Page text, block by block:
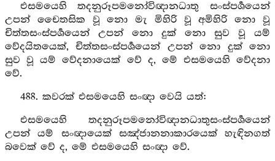
එසමයෙහි තදනුරූපමනෝවිඥානධාතු සංස්පර්‍ශයෙන්
උපන් චෛතසික වූ නො මැ මිහිරි වූ අමිහිරි නො වූ
චිත්තසංස්පර්‍ශයෙන් උපන් නො දුක් නො සුව වූ යම්
වේදයිතයෙක්, චිත්තසංස්පර්‍ශයෙන් උපන් නො දුක් නො
සුව වූ යම් වේදනායෙක් වේ ද, මේ එසමයෙහි වේදනා
වේ.
488. කවරක් එසමයෙහි සංඥා වෙයි යත්:
එසමයෙහි තදනුරූපමනෝවිඥානධාතුසංස්පර්‍ශයෙන්
උපන් යම් සංඥායෙක් සඤ්ජානනාකාරයෙක් හැඳිනගත්
බවෙක් වේ ද, මේ එසමයෙහි සංඥා වේ.